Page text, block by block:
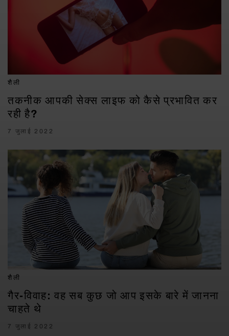
शैली
तकनीक आपकी सेक्स लाइफ को कैसे प्रभावित कर
रही है?
7 जुलाई 2022
शैली
गैर-विवाह: वह सब कुछ जो आप इसके बारे में जानना
चाहते थे
7 जुलाई 2022